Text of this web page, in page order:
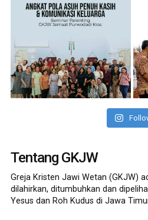
Tentang GKJW
Greja Kristen Jawi Wetan (GKJW)
dilahirkan, ditumbuhkan dan
Yesus dan Roh Kudus di Jawa